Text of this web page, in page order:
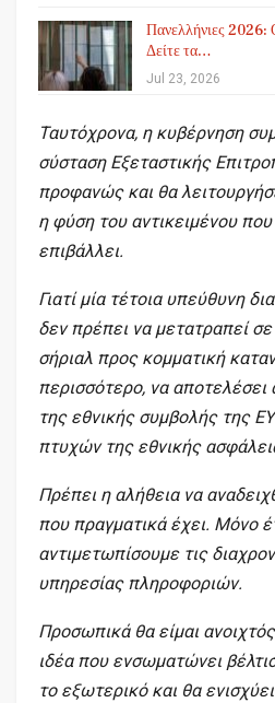
Πανελλήνιες 2026:
Δείτε τα…
Jul 23, 2026
Ταυτόχρονα, η κυβέρνηση
σύσταση Εξεταστικής
προφανώς και θα
η φύση του αντικειμένου
επιβάλλει.
Γιατί μία τέτοια υπεύθυνη
δεν πρέπει να μετατραπεί
σήριαλ προς κομματική
περισσότερο, να αποτελέσει
της εθνικής συμβολής της
πτυχών της εθνικής
Πρέπει η αλήθεια να
που πραγματικά έχει. Μόνο
αντιμετωπίσουμε τις
υπηρεσίας πληροφοριών.
Προσωπικά θα είμαι
ιδέα που ενσωματώνει
το εξωτερικό και θα